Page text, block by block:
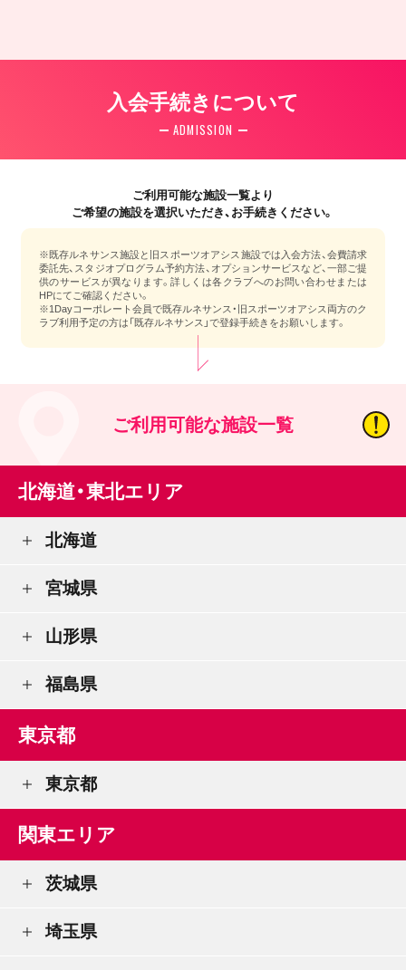
入会手続きについて
ADMISSION
ご利用可能な施設一覧より
ご希望の施設を選択いただき、お手続きください。
※既存ルネサンス施設と旧スポーツオアシス施設では入会方法、会費請求
委託先、スタジオプログラム予約方法、オプションサービスなど、一部ご提
供のサービスが異なります。詳しくは各クラブへのお問い合わせまたは
HPにてご確認ください。
※1Dayコーポレート会員で既存ルネサンス・旧スポーツオアシス両方のク
ラブ利用予定の方は「既存ルネサンス」で登録手続きをお願いします。
ご利用可能な施設一覧
北海道・東北エリア
北海道
宮城県
山形県
福島県
東京都
東京都
関東エリア
茨城県
埼玉県